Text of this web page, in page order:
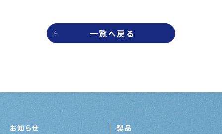
一覧へ戻る
お知らせ
製品